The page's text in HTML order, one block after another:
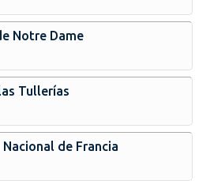
Notre Dame
Tullerías
de Francia